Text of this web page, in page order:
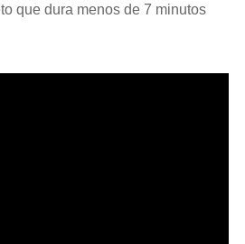
que dura menos de 7 minutos